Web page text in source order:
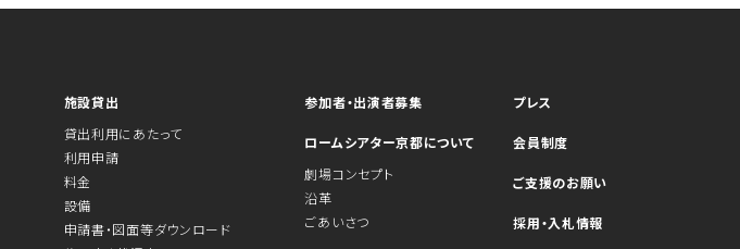
施設貸出
貸出利用にあたって
利用申請
料金
設備
申請書・図面等ダウンロード
参加者・出演者募集
ロームシアター京都について
劇場コンセプト
沿革
ごあいさつ
プレス
会員制度
ご支援のお願い
採用・入札情報